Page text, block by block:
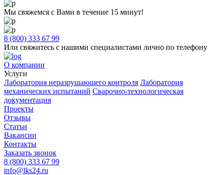
Мы свяжемся с Вами в течение 15 минут!
8 (800) 333 67 99
Или свяжитесь с нашими специалистами лично по телефону
О компании
Услуги
Лаборатория неразрушающего контроля Лаборатория
механических испытаний Сварочно-технологическая
документация
Проекты
Отзывы
Статьи
Вакансии
Контакты
Заказать звонок
8 (800) 333 67 99
info@lks24.ru